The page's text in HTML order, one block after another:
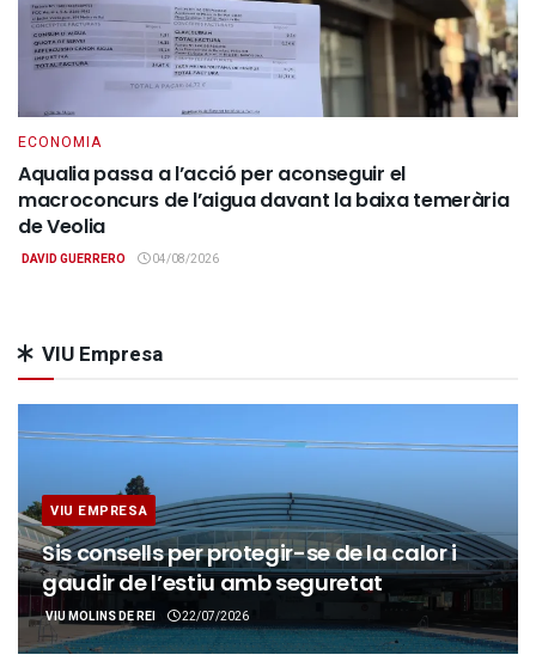
ECONOMIA
Aqualia passa a l’acció per aconseguir el
macroconcurs de l’aigua davant la baixa temerària
de Veolia
DAVID GUERRERO 04/08/2026
VIU Empresa
VIU EMPRESA
Sis consells per protegir-se de la calor i
gaudir de l’estiu amb seguretat
VIU MOLINS DE REI 22/07/2026